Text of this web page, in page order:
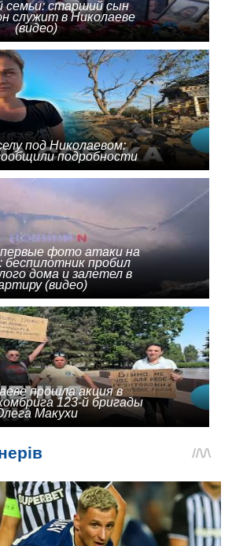
семьи: старший сын
служит в Николаеве
(видео)
под Николаевом:
подробности
фото атаки на
беспилотник пробил
дома и залетел в
(видео)
прошла акция в
123-й бригады
Макухи